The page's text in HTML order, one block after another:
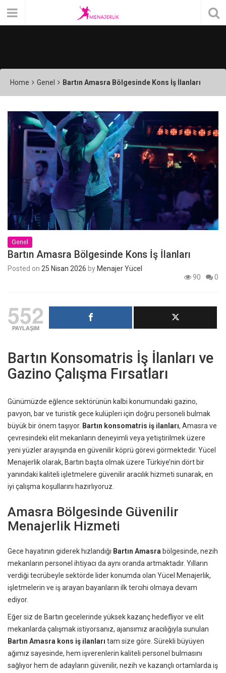
Home Genel Bartın Amasra Bölgesinde Kons İş İlanları
Genel
Bartın Amasra Bölgesinde Kons İş İlanları
Posted on 25 Nisan 2026 by Menajer Yücel
90
0
552
PAYLAŞIM
Bartın Konsomatris İş İlanları ve
Gazino Çalışma Fırsatları
Günümüzde eğlence sektörünün kalbi konumundaki gazino,
pavyon, bar ve turistik gece kulüpleri için doğru personeli bulmak
büyük bir önem taşıyor. Bartın konsomatris iş ilanları, Amasra ve
çevresindeki elit mekanların deneyimli veya yetiştirilmek üzere
yeni yüzler arayışında en güvenilir köprü görevi görmektedir. Yücel
Menajerlik olarak, Bartın başta olmak üzere Türkiye’nin dört bir
yanındaki kaliteli işletmelere güvenilir aracılık hizmeti sunarak, en
iyi çalışma koşullarını hazırlıyoruz.
Amasra Bölgesinde Güvenilir
Menajerlik Hizmeti
Gece hayatının giderek hızlandığı Bartın Amasra bölgesinde, nezih
mekanların personel ihtiyacı da aynı oranda artmaktadır. Yılların
verdiği tecrübeyle sektörde lider konumda olan Yücel Menajerlik,
işletmelerin ve iş arayan bayanların ilk tercihi olmaya devam
ediyor.
Eğer siz de Bartın gecelerinde yüksek kazanç hedefliyor ve elit
mekanlarda çalışmak istiyorsanız, ajansımız aracılığıyla sunulan
Bartın Amasra kons iş ilanları tam size göre. Sürekli büyüyen
ağımız sayesinde, hem işverenlerin kaliteli personel bulmasını
sağlıyor hem de adayların güvenilir, nezih ve kazançlı ortamlarda iş